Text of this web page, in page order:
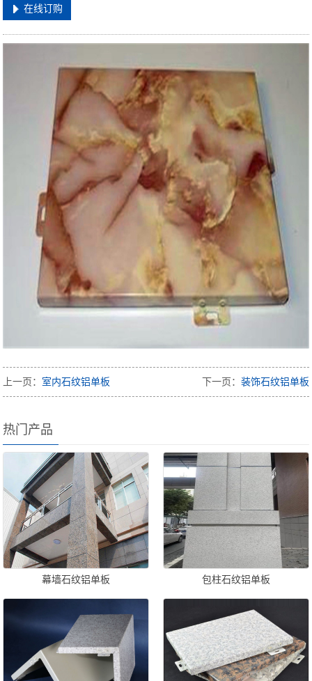
在线订购
上一页： 室内石纹铝单板 下一页： 装饰石纹铝单板
热门产品
幕墙石纹铝单板 包柱石纹铝单板